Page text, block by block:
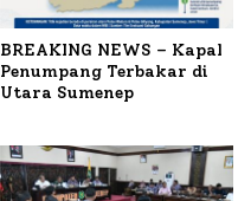
BREAKING NEWS – Kapal
Penumpang Terbakar di
Utara Sumenep